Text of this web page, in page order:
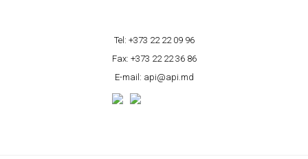
Tel: +373 22 22 09 96
Fax: +373 22 22 36 86
E-mail: api@api.md